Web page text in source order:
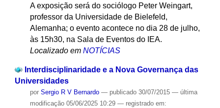
A exposição será do sociólogo Peter Weingart,
professor da Universidade de Bielefeld,
Alemanha; o evento acontece no dia 28 de julho,
às 15h30, na Sala de Eventos do IEA.
Localizado em NOTÍCIAS
Interdisciplinaridade e a Nova Governança das
Universidades
por Sergio R V Bernardo — publicado30/07/2015 — última
modificação05/06/2025 10:29 — registrado em: